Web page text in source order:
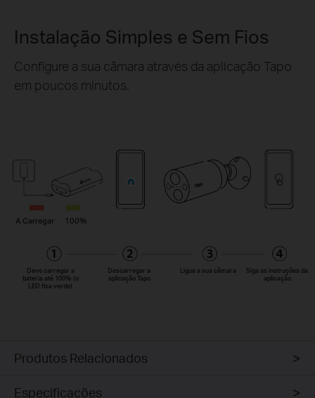
Instalação Simples e Sem Fios
Configure a sua câmara através da aplicação Tapo
em poucos minutos.
A Carregar 100%
Deve carregar a
bateria até 100% (o
LED fica verde)
Descarregar a
aplicação Tapo
Ligue a sua câmara
Siga as instruções da
aplicação
Produtos Relacionados
Especificações